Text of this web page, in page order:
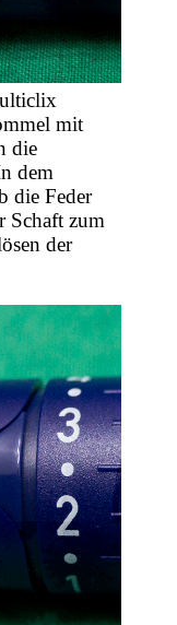
mit
die
dem
die Feder
Schaft zum
der